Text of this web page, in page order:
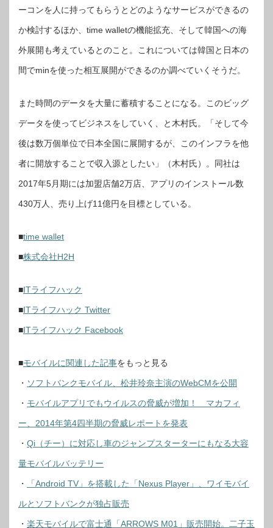
ーコンを人に持ってもらうとどのようなサービスができるの
か検討するほか、time walletの機能拡充、そして韓国への海
外展開も考えているとのこと。これについては韓国と日本の
間でminを使った相互展開ができるのか調べていくそうだ。
また時間のデータを大量に蓄積することになる。このビッグ
データを使ってビジネスをしていく、と木村氏。「そして今
後は数万個単位で日本全国に展開するが、このインフラを他
者に開放することで収入源としたい」（木村氏）。同社は
2017年5月期には加盟店舗2万店、アプリのインストール数
430万人、売り上げ11億円を目標としている。
■time wallet
■株式会社H2H
■ITライフハック
■ITライフハック Twitter
■ITライフハック Facebook
■モバイルに関連した記事をもっと見る
・ ソフトバンクモバイル、松井玲奈主演のWebCMを公開
・ モバイルアプリでもウイルスの脅威が増加！ マカフィ
ー、2014年第4四半期の脅威レポートを発表
・ Qi（チー）に対応し車のジャンプスターターにもなる大容
量モバイルバッテリー
・ 「Android TV」を搭載した「Nexus Player」、ワイモバイ
ルとソフトバンクが独占販売
・ 楽天モバイルで富士通「ARROWS M01」販売開始。二子玉